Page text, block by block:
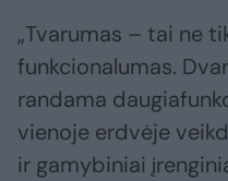
„Tvarumas – tai ne
funkcionalumas.
randama
vienoje erdvėje
ir gamybiniai